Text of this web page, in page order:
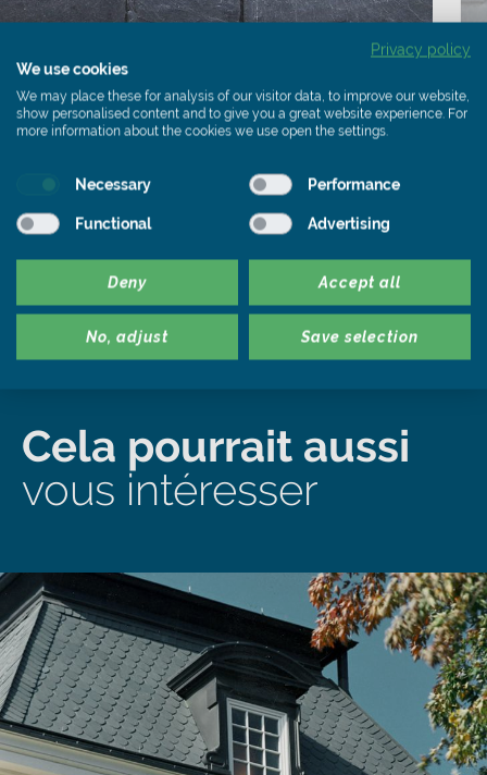
Revêtement de la façade
La couverture en rectangles
Le revêtement rectangulaire variable
offre beaucoup d'espace pour un design
de façade unique. De...
Cela pourrait aussi
vous intéresser
Privacy policy
We use cookies
We may place these for analysis of our visitor data, to improve our website,
show personalised content and to give you a great website experience. For
more information about the cookies we use open the settings.
Necessary Performance
Functional Advertising
Deny Accept all
No, adjust Save selection